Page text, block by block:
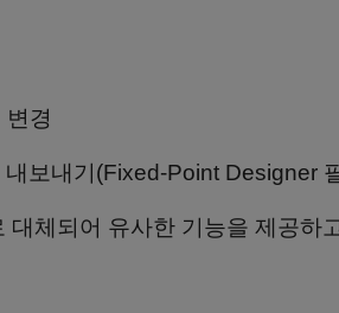
경
내보내기(Fixed-Point Designer
체되어 유사한 기능을 제공하